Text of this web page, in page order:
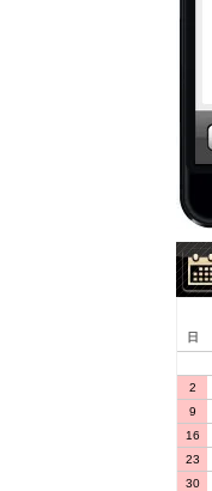
日
2
9
16
23
30